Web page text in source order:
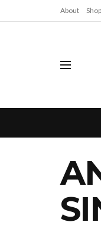
About Shop